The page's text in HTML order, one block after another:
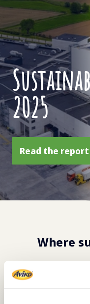
2025
Read the report
Where
Together
partners and